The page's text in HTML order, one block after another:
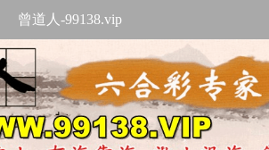
曾道人-99138.vip